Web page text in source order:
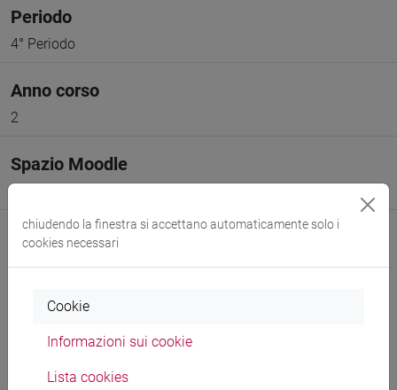
Periodo
4° Periodo
Anno corso
2
Spazio Moodle
Docenti e corsi di laurea
Programma
chiudendo la finestra si accettano automaticamente solo i
cookies necessari
Cookie
Informazioni sui cookie
Lista cookies